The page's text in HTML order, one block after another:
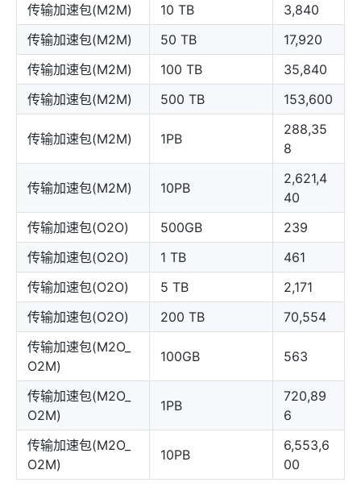
传输加速包(M2M)
10 TB
3,840
传输加速包(M2M)
50 TB
17,920
传输加速包(M2M)
100 TB
35,840
传输加速包(M2M)
500 TB 153,600
传输加速包(M2M) 1PB
288,35
8
传输加速包(M2M) 10PB
2,621,4
40
传输加速包(O2O)
500GB
239
传输加速包(O2O)
1 TB
461
传输加速包(O2O)
5 TB
2,171
传输加速包(O2O)
200 TB
70,554
传输加速包(M2O_
O2M)
100GB 563
传输加速包(M2O_
O2M)
1PB
720,89
6
传输加速包(M2O_
O2M)
10PB
6,553,6
00